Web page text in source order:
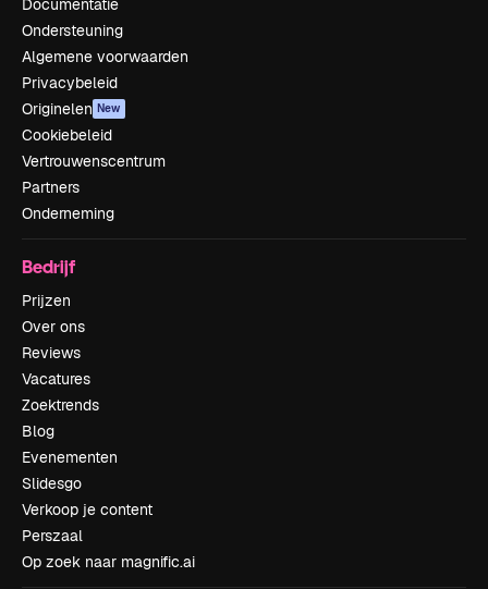
Documentatie
Ondersteuning
Algemene voorwaarden
Privacybeleid
Originelen New
Cookiebeleid
Vertrouwenscentrum
Partners
Onderneming
Bedrijf
Prijzen
Over ons
Reviews
Vacatures
Zoektrends
Blog
Evenementen
Slidesgo
Verkoop je content
Perszaal
Op zoek naar magnific.ai